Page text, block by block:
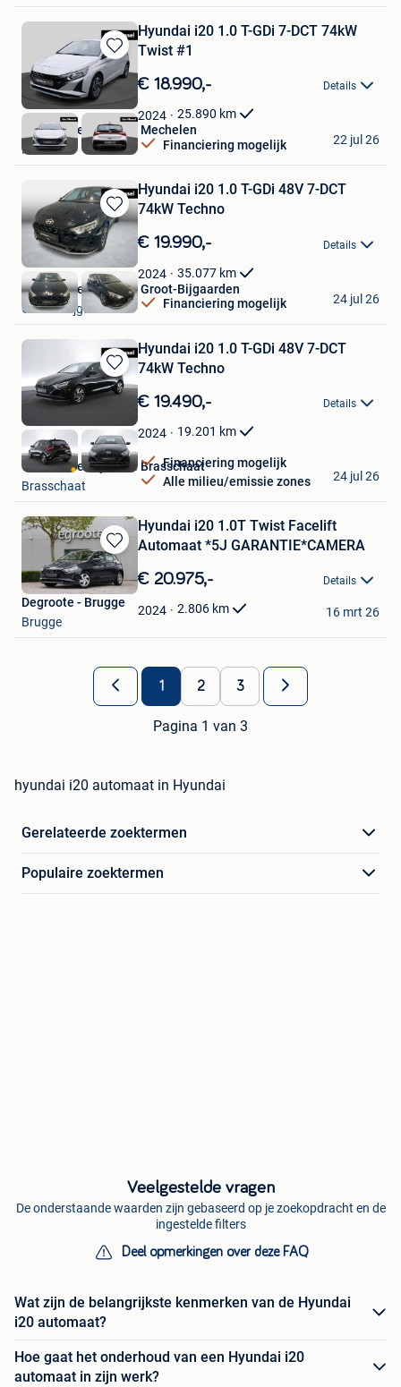
Bewaren
in
Mijn
Favorieten
Hyundai i20 1.0 T-GDi 7-DCT 74kW
Twist #1
€ 18.990,- Details
2024 25.890 km
Financiering mogelijk
Van Mossel Hyundai Mechelen
Mechelen
22 jul 26
Bewaren
in
Mijn
Favorieten
Hyundai i20 1.0 T-GDi 48V 7-DCT
74kW Techno
€ 19.990,- Details
2024 35.077 km
Financiering mogelijk
Van Mossel Hyundai Groot-Bijgaarden
Groot - Bijgaarden
24 jul 26
Bewaren
in
Favorieten
Hyundai i20 1.0 T-GDi 48V 7-DCT
74kW Techno
€ 19.490,- Details
2024 19.201 km
Financiering mogelijk
Alle milieu/emissie zones
Van Mossel Hyundai Brasschaat
Brasschaat
24 jul 26
Bewaren
in
Mijn
Favorieten
Hyundai i20 1.0T Twist Facelift
Automaat *5J GARANTIE*CAMERA
€ 20.975,- Details
2024 2.806 km
Degroote - Brugge
Brugge
16 mrt 26
1 2 3
Pagina 1 van 3
hyundai i20 automaat in Hyundai
Gerelateerde zoektermen
Populaire zoektermen
Veelgestelde vragen
De onderstaande waarden zijn gebaseerd op je zoekopdracht en de
ingestelde filters
Deel opmerkingen over deze FAQ
Wat zijn de belangrijkste kenmerken van de Hyundai
i20 automaat?
Hoe gaat het onderhoud van een Hyundai i20
automaat in zijn werk?